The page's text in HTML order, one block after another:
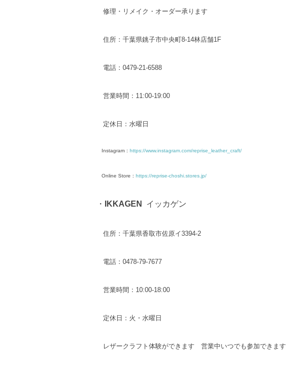
修理・リメイク・オーダー承ります
住所：千葉県銚子市中央町8-14林店舗1F
電話：0479-21-6588
営業時間：11:00-19:00
定休日：水曜日
Instagram： https://www.instagram.com/reprise_leather_craft/
Online Store： https://reprise-choshi.stores.jp/
・ IKKAGEN イッカゲン
住所：千葉県香取市佐原イ3394-2
電話：0478-79-7677
営業時間：10:00-18:00
定休日：火・水曜日
レザークラフト体験ができます 営業中いつでも参加できます